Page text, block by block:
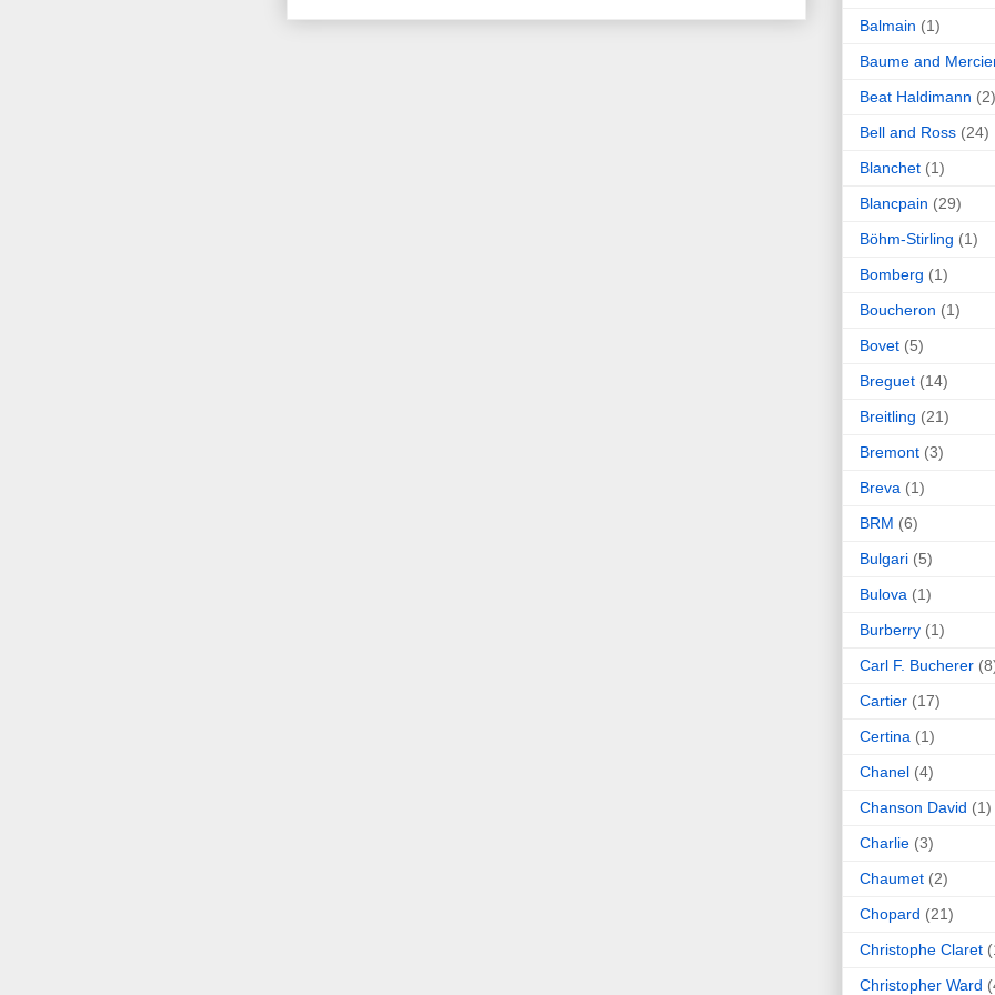
Balmain (1)
Baume and
Beat Haldimann (2)
Bell and Ross (24)
Blanchet (1)
Blancpain (29)
Böhm-Stirling (1)
Bomberg (1)
Boucheron (1)
Bovet (5)
Breguet (14)
Breitling (21)
Bremont (3)
Breva (1)
BRM (6)
Bulgari (5)
Bulova (1)
Burberry (1)
Carl F. Bucherer
Cartier (17)
Certina (1)
Chanel (4)
Chanson David (1)
Charlie (3)
Chaumet (2)
Chopard (21)
Christophe Claret
Christopher Ward